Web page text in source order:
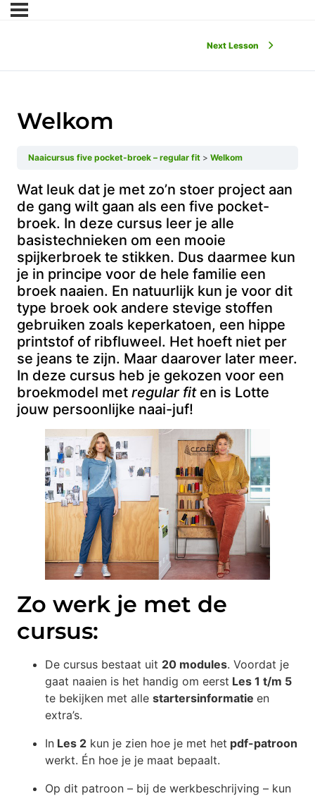
Next Lesson
Welkom
Naaicursus five pocket-broek – regular fit Welkom
Wat leuk dat je met zo’n stoer project aan
de gang wilt gaan als een five pocket-
broek. In deze cursus leer je alle
basistechnieken om een mooie
spijkerbroek te stikken. Dus daarmee kun
je in principe voor de hele familie een
broek naaien. En natuurlijk kun je voor dit
type broek ook andere stevige stoffen
gebruiken zoals keperkatoen, een hippe
printstof of ribfluweel. Het hoeft niet per
se jeans te zijn. Maar daarover later meer.
In deze cursus heb je gekozen voor een
broekmodel met regular fiten is Lotte
jouw persoonlijke naai-juf!
Zo werk je met de
cursus:
De cursus bestaat uit 20 modules. Voordat je
gaat naaien is het handig om eerst Les 1 t/m 5
te bekijken met alle startersinformatie en
extra’s.
In Les 2 kun je zien hoe je met het pdf-patroon
werkt. Én hoe je je maat bepaalt.
Op dit patroon – bij de werkbeschrijving – kun